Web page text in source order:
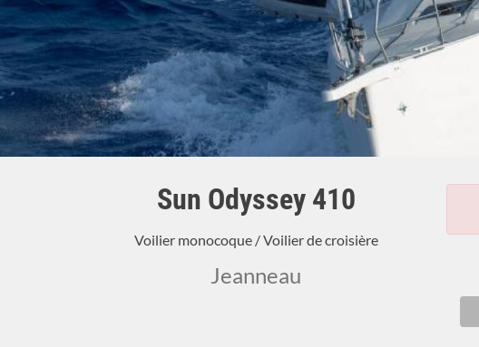
Sun Odyssey 410
Voilier monocoque / Voilier de croisière
Jeanneau